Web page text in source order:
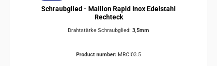
Schraubglied - Maillon Rapid Inox Edelstahl
Rechteck
Drahtstärke Schraubglied: 3,5mm
Product number: MRCI03.5